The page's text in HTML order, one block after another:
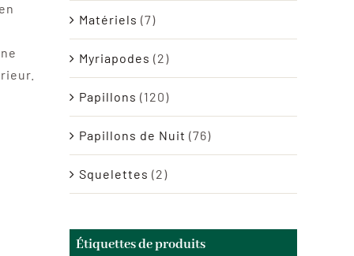
Matériels (7)
Myriapodes (2)
Papillons (120)
Papillons de Nuit (76)
Squelettes (2)
Étiquettes de produits